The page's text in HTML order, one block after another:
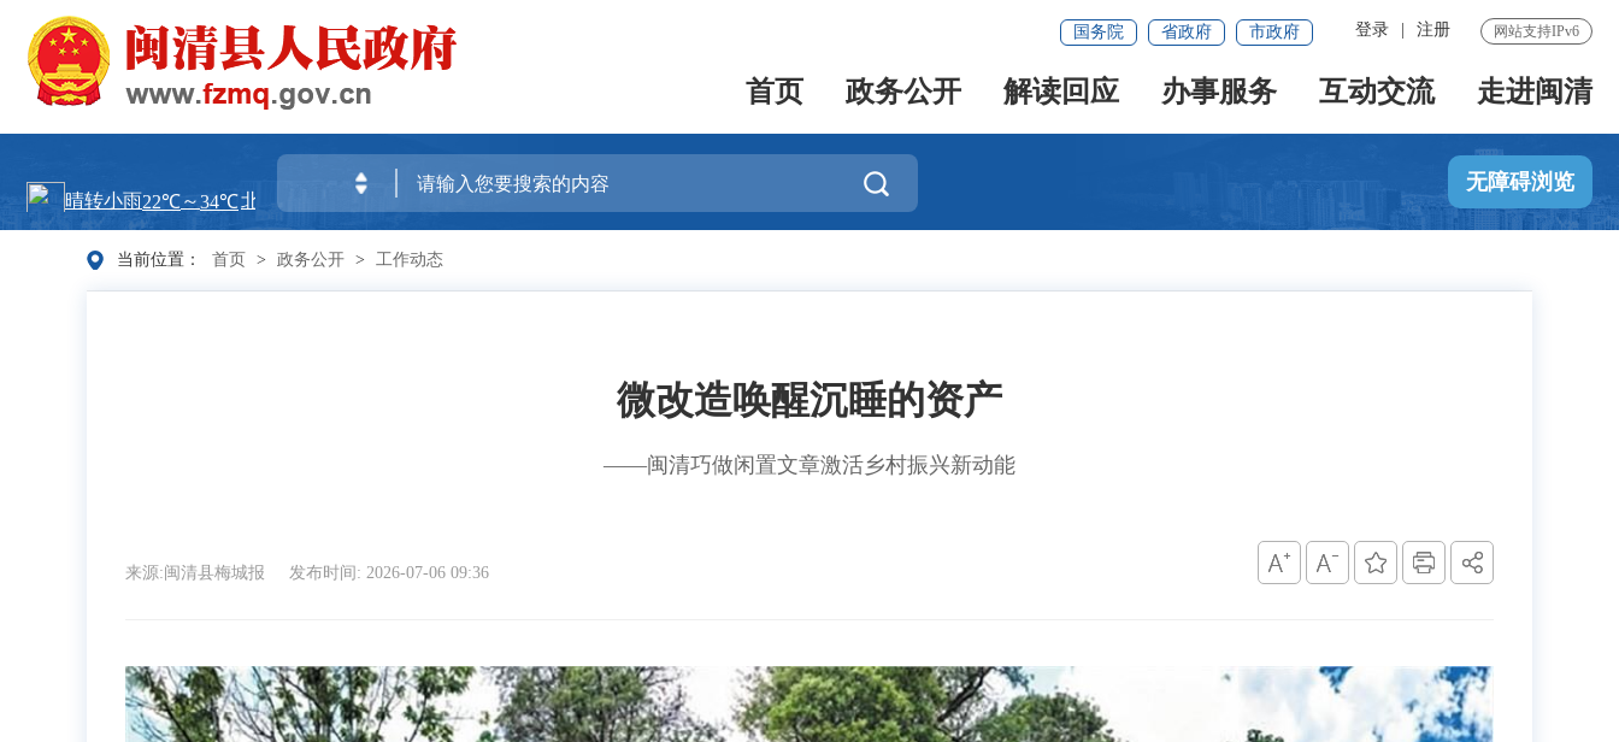
网站支持IPv6
登录 注册
国务院 省政府 市政府
首页 政务公开 解读回应 办事服务 互动交流 走进闽清
 无障碍浏览
当前位置： 首页 > 政务公开 > 工作动态
微改造唤醒沉睡的资产
——闽清巧做闲置文章激活乡村振兴新动能
来源:闽清县梅城报 发布时间: 2026-07-06 09:36